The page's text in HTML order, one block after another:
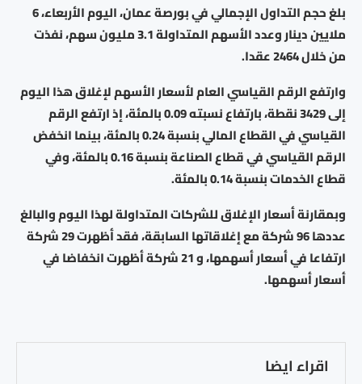
بلغ حجم التداول الإجمالي في بورصة عمان، اليوم الأربعاء، 6
ملايين دينار وعدد الأسهم المتداولة 3.1 مليون سهم، نفذت
من خلال 2464 عقدا.
وارتفع الرقم القياسي العام لأسعار الأسهم لإغلاق هذا اليوم
إلى 3429 نقطة، بارتفاع نسبته 0.09 بالمئة، إذ ارتفع الرقم
القياسي في القطاع المالي بنسبة 0.24 بالمئة، بينما انخفض
الرقم القياسي في قطاع الصناعة بنسبة 0.16 بالمئة، وفي
قطاع الخدمات بنسبة 0.14 بالمئة.
وبمقارنة أسعار الإغلاق للشركات المتداولة لهذا اليوم والبالغ
عددها 96 شركة مع إغلاقاتها السابقة، فقد أظهرت 29 شركة
ارتفاعا في أسعار أسهمها، و 21 شركة أظهرت انخفاضا في
أسعار أسهمها.
اقراء ايضا